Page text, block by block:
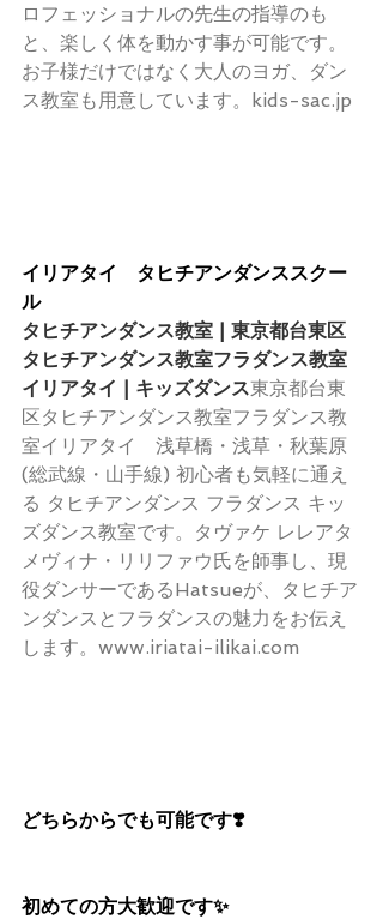
ロフェッショナルの先生の指導のも
と、楽しく体を動かす事が可能です。
お子様だけではなく大人のヨガ、ダン
ス教室も用意しています。kids-sac.jp
イリアタイ　タヒチアンダンススクー
ル
タヒチアンダンス教室 | 東京都台東区
タヒチアンダンス教室フラダンス教室
イリアタイ | キッズダンス東京都台東
区タヒチアンダンス教室フラダンス教
室イリアタイ　浅草橋・浅草・秋葉原
(総武線・山手線) 初心者も気軽に通え
る タヒチアンダンス フラダンス キッ
ズダンス教室です。タヴァケ レレアタ
メヴィナ・リリファウ氏を師事し、現
役ダンサーであるHatsueが、タヒチア
ンダンスとフラダンスの魅力をお伝え
します。www.iriatai-ilikai.com
どちらからでも可能です❣️
初めての方大歓迎です✨